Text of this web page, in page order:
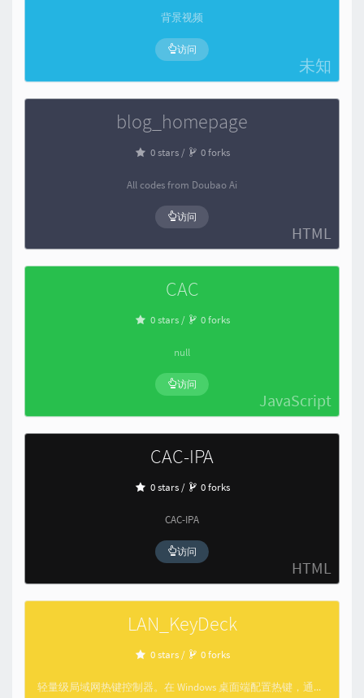
未知
背景视频
访问
HTML
blog_homepage
0 stars / 0 forks
All codes from Doubao Ai
访问
JavaScript
CAC
0 stars / 0 forks
null
访问
HTML
CAC-IPA
0 stars / 0 forks
CAC-IPA
访问
LAN_KeyDeck
0 stars / 0 forks
轻量级局域网热键控制器。在 Windows 桌面端配置热键，通过同一局域网内的任意浏览器远程触发。----本项目全部代码均由AI完成